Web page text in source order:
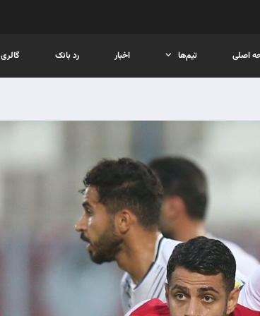
اصلی تیم‌ها اخبار رد بانک گالری